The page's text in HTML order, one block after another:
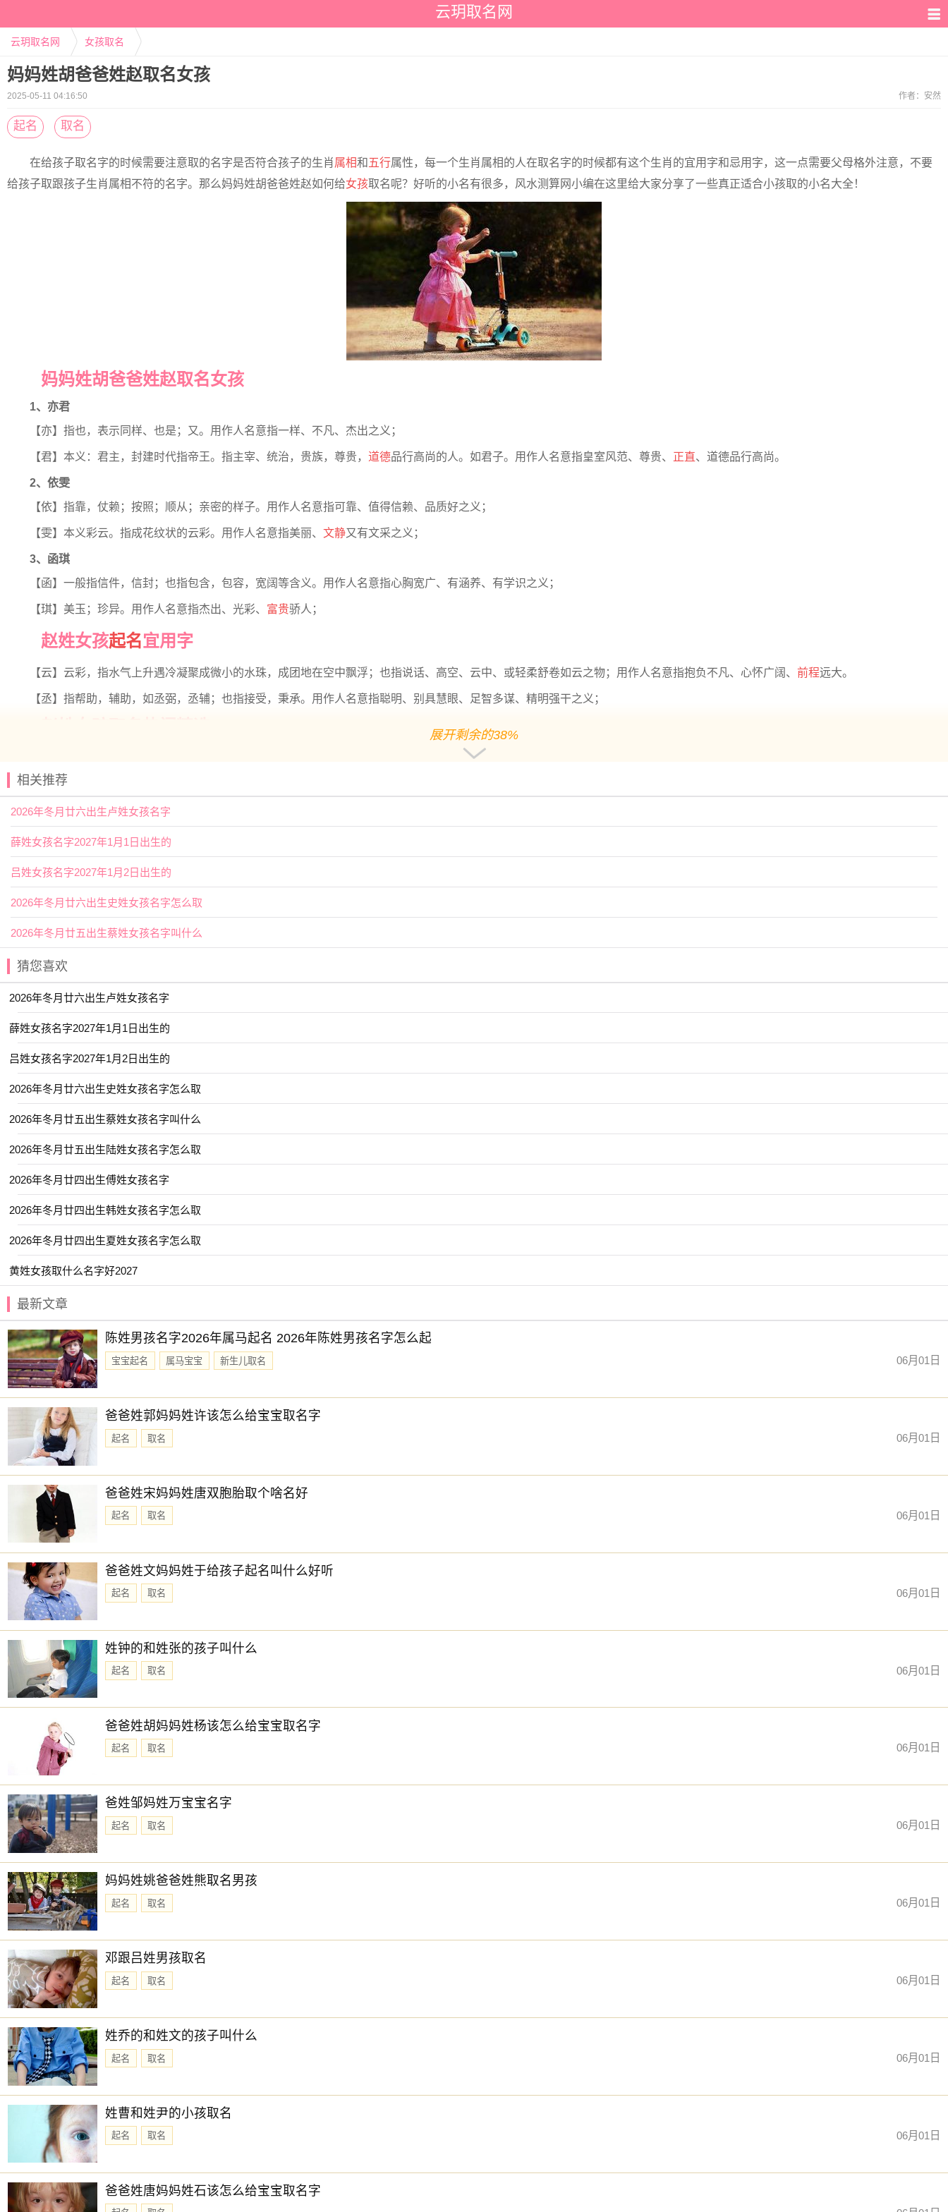
云玥取名网
云玥取名网 女孩取名
妈妈姓胡爸爸姓赵取名女孩
2025-05-11 04:16:50 作者： 安然
起名 取名
在给孩子取名字的时候需要注意取的名字是否符合孩子的生肖属相和 五行属性，每一个生肖属相的人在取名字的时候都有这个生肖的宜用字和忌用字，这一点需要父母格外注意，不要
给孩子取跟孩子生肖属相不符的名字。那么妈妈姓胡爸爸姓赵如何给女孩取名呢？好听的小名有很多，风水测算网小编在这里给大家分享了一些真正适合小孩取的小名大全！
妈妈姓胡爸爸姓赵取名女孩
1、亦君
【亦】指也，表示同样、也是；又。用作人名意指一样、不凡、杰出之义；
【君】本义：君主，封建时代指帝王。指主宰、统治，贵族，尊贵， 道德品行高尚的人。如君子。用作人名意指皇室风范、尊贵、 正直、道德品行高尚。
2、依雯
【依】指靠，仗赖；按照；顺从；亲密的样子。用作人名意指可靠、值得信赖、品质好之义；
【雯】本义彩云。指成花纹状的云彩。用作人名意指美丽、 文静又有文采之义；
3、函琪
【函】一般指信件，信封；也指包含，包容，宽阔等含义。用作人名意指心胸宽广、有涵养、有学识之义；
【琪】美玉；珍异。用作人名意指杰出、光彩、 富贵骄人；
赵姓女孩起名宜用字
【云】云彩，指水气上升遇冷凝聚成微小的水珠，成团地在空中飘浮；也指说话、高空、云中、或轻柔舒卷如云之物；用作人名意指抱负不凡、心怀广阔、 前程远大。
【丞】指帮助，辅助，如丞弼，丞辅；也指接受，秉承。用作人名意指聪明、别具慧眼、足智多谋、精明强干之义；
【亭然】 【书梦】 【卿林】 【乐诗】
【佩娴】 【君芝】 【妙桐】 【君娣】
【嘉宜】 【书娴】 【乐渝】 【夏荷】
【嫒晗】 【婉筠】 【云碧】 【乔苒】
【云雅】 【元雅】 【娇涵】 【初岚】
【嘉恬】 【妍若】 【书智】 【云琪】
【夏淼】 【今夏】 【冬瑶】 【兰佩】
【书敏】 【妍美】 【奕言】 【冉婕】
【元姝】 【亦洋】 【书言】 【和雅】
【云昕】 【函琪】 【乐绮】 【净秋】
【姝彤】 【伊然】 【冰莹】 【以晗】
【云溪】 【子念】 【妍晞】 【冰颜】
【宇舒】 【书颜】 【予诺】 【书语】
【向菲】 【伽茵】 【兰琳】 【园雯】
【姝莞】 【姗颖】 【嘉彦】 【依雯】
【亦君】 【予欣】 【乐淳】 【婉吟】
【妍华】 【乔雅】 【子箐】 【佩琼】
【云涵】 【子璎】 【子颖】 【安冉】
【与夏】 【子乐】 【嘉婷】 【姿琪】
【卿莞】 【临悠】 【一棠】 【天锦】
【佳昕】 【园妙】 【夏婉】 【可菲】
赐子好名，能伴子一生。想给宝宝取一个好名字吗？选择下方的
展开剩余的38%
相关推荐
2026年冬月廿六出生卢姓女孩名字
薛姓女孩名字2027年1月1日出生的
吕姓女孩名字2027年1月2日出生的
2026年冬月廿六出生史姓女孩名字怎么取
2026年冬月廿五出生蔡姓女孩名字叫什么
猜您喜欢
2026年冬月廿六出生卢姓女孩名字
薛姓女孩名字2027年1月1日出生的
吕姓女孩名字2027年1月2日出生的
2026年冬月廿六出生史姓女孩名字怎么取
2026年冬月廿五出生蔡姓女孩名字叫什么
2026年冬月廿五出生陆姓女孩名字怎么取
2026年冬月廿四出生傅姓女孩名字
2026年冬月廿四出生韩姓女孩名字怎么取
2026年冬月廿四出生夏姓女孩名字怎么取
黄姓女孩取什么名字好2027
最新文章
陈姓男孩名字2026年属马起名 2026年陈姓男孩名字怎么起
宝宝起名 属马宝宝 新生儿取名 06月01日
爸爸姓郭妈妈姓许该怎么给宝宝取名字
起名 取名 06月01日
爸爸姓宋妈妈姓唐双胞胎取个啥名好
起名 取名 06月01日
爸爸姓文妈妈姓于给孩子起名叫什么好听
起名 取名 06月01日
姓钟的和姓张的孩子叫什么
起名 取名 06月01日
爸爸姓胡妈妈姓杨该怎么给宝宝取名字
起名 取名 06月01日
爸姓邹妈姓万宝宝名字
起名 取名 06月01日
妈妈姓姚爸爸姓熊取名男孩
起名 取名 06月01日
邓跟吕姓男孩取名
起名 取名 06月01日
姓乔的和姓文的孩子叫什么
起名 取名 06月01日
姓曹和姓尹的小孩取名
起名 取名 06月01日
爸爸姓唐妈妈姓石该怎么给宝宝取名字